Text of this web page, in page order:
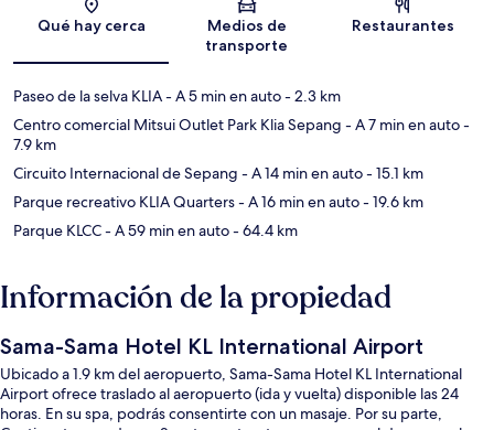
Sección del mapa
Qué hay cerca
Medios de
transporte
Restaurantes
Paseo de la selva KLIA- A 5 min en auto- 2.3 km
Centro comercial Mitsui Outlet Park Klia Sepang - A 7 min en auto-
7.9 km
Circuito Internacional de Sepang - A 14 min en auto- 15.1 km
Parque recreativo KLIA Quarters- A 16 min en auto- 19.6 km
Parque KLCC- A 59 min en auto- 64.4 km
Información de la propiedad
Sama-Sama Hotel KL International Airport
Ubicado a 1.9 km del aeropuerto, Sama-Sama Hotel KL International
Airport ofrece traslado al aeropuerto (ida y vuelta) disponible las 24
horas. En su spa, podrás consentirte con un masaje. Por su parte,